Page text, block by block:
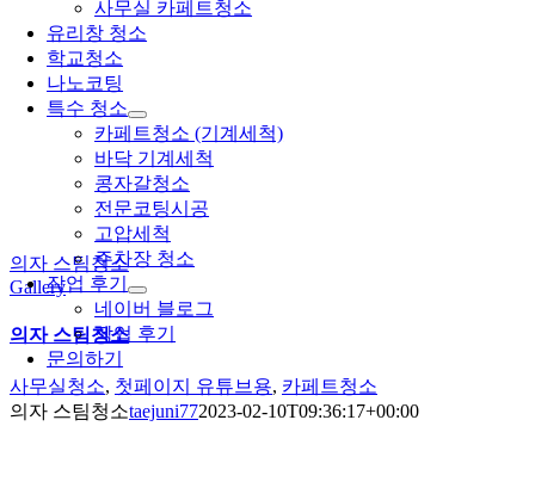
사무실 카페트청소
유리창 청소
학교청소
나노코팅
특수 청소
카페트청소 (기계세척)
바닥 기계세척
콩자갈청소
전문코팅시공
고압세척
주차장 청소
작업 후기
네이버 블로그
작업 후기
문의하기
의자 스팀청소
Gallery
의자 스팀청소
사무실청소, 첫페이지 유튜브용, 카페트청소
의자 스팀청소taejuni772023-02-10T09:36:17+00:00